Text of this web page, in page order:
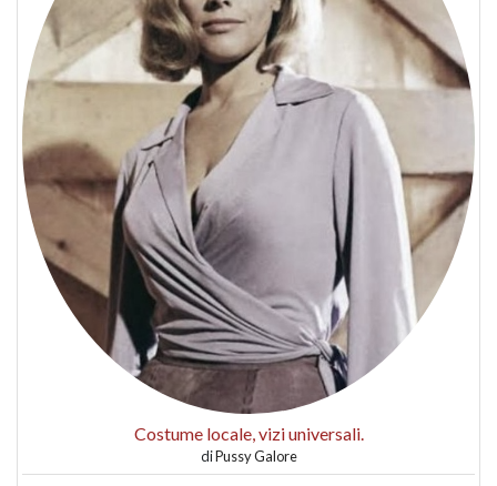
Costume locale, vizi universali.
diPussy Galore